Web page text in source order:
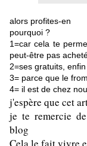
alors profites-en
pourquoi ?
1=car cela te
peut-être pas
2=ses gratuits,
3= parce que le
4= il est de chez
j'espère que cet
je te remercie
blog